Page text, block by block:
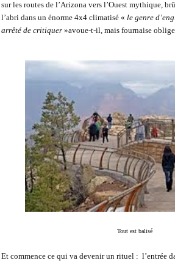
sur les routes de l’Arizona vers l’Ouest mythique,
l’abri dans un énorme 4x4 climatisé « le genre
arrêté de critiquer »avoue-t-il, mais fournaise
Tout est balisé
Et commence ce qui va devenir un rituel : l’entrée